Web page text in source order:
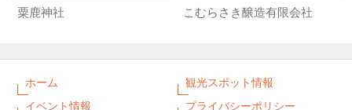
粟鹿神社 こむらさき醸造有限会社
ホーム
観光スポット情報
イベント情報
プライバシーポリシー